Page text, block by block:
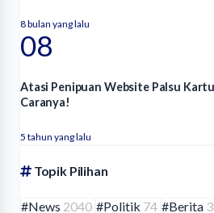
8 bulan yang lalu
08
Atasi Penipuan Website Palsu
Caranya!
5 tahun yang lalu
Topik Pilihan
#News 2040 #Politik 74 #Berita